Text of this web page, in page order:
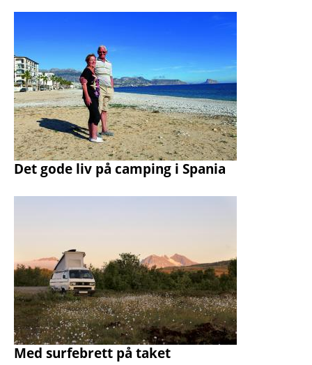
Det gode liv på camping i Spania
Med surfebrett på taket